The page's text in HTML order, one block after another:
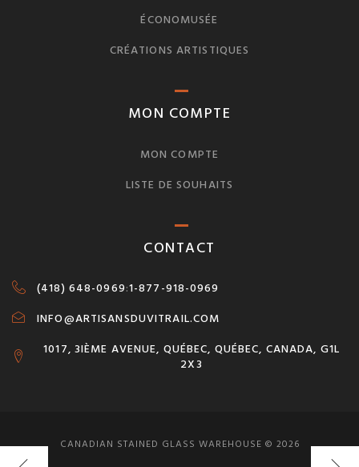
ÉCONOMUSÉE
CRÉATIONS ARTISTIQUES
MON COMPTE
MON COMPTE
LISTE DE SOUHAITS
CONTACT
(418) 648-0969:1-877-918-0969
INFO@ARTISANSDUVITRAIL.COM
1017, 3IÈME AVENUE, QUÉBEC, QUÉBEC, CANADA, G1L
2X3
CANADIAN STAINED GLASS WAREHOUSE © 2026